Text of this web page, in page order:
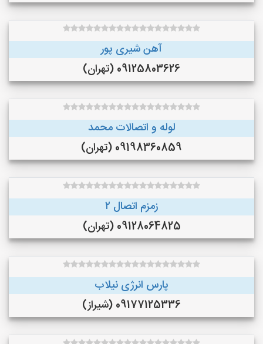
آهن شیری پور
09125803626 (تهران)
لوله و اتصالات محمد
09198360859 (تهران)
زمزم اتصال ۲
09128064825 (تهران)
پارس انرژی نیلاب
09177125336 (شیراز)